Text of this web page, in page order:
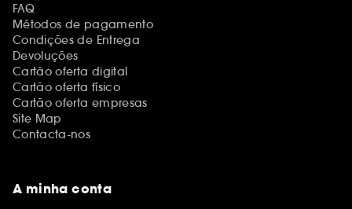
FAQ
Métodos de pagamento
Condições de Entrega
Devoluções
Cartão oferta digital
Cartão oferta físico
Cartão oferta empresas
Site Map
Contacta-nos
A minha conta